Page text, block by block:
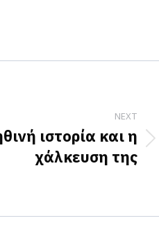
NEXT
ιστορία και η
χάλκευση της